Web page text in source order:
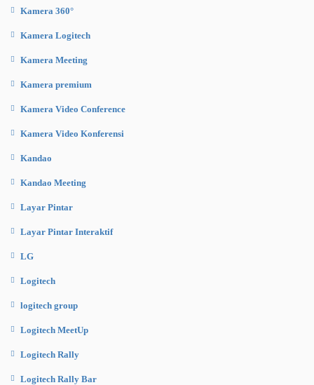
Kamera 360°
Kamera Logitech
Kamera Meeting
Kamera premium
Kamera Video Conference
Kamera Video Konferensi
Kandao
Kandao Meeting
Layar Pintar
Layar Pintar Interaktif
LG
Logitech
logitech group
Logitech MeetUp
Logitech Rally
Logitech Rally Bar